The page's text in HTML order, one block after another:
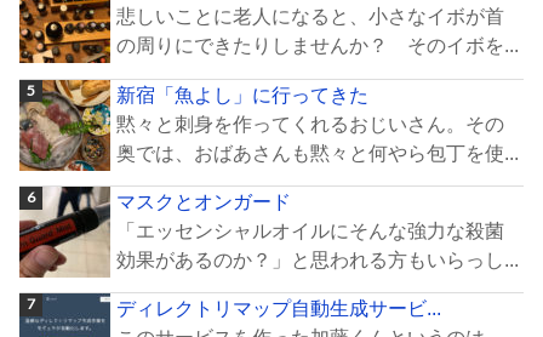
悲しいことに老人になると、小さなイボが首
の周りにできたりしませんか？ そのイボを...
新宿「魚よし」に行ってきた
黙々と刺身を作ってくれるおじいさん。その
奥では、おばあさんも黙々と何やら包丁を使...
マスクとオンガード
「エッセンシャルオイルにそんな強力な殺菌
効果があるのか？」と思われる方もいらっし...
ディレクトリマップ自動生成サービ...